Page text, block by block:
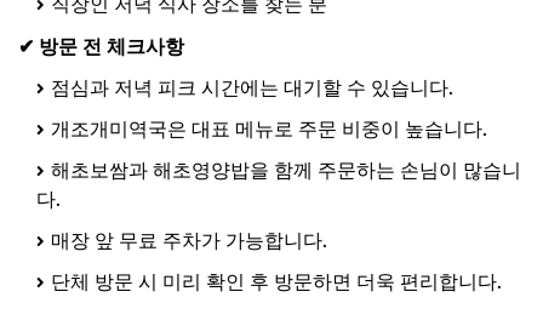
✔ 방문 전 체크사항
점심과 저녁 피크 시간에는 대기할 수 있습니다.
개조개미역국은 대표 메뉴로 주문 비중이 높습니다.
해초보쌈과 해초영양밥을 함께 주문하는 손님이 많습니
다.
매장 앞 무료 주차가 가능합니다.
단체 방문 시 미리 확인 후 방문하면 더욱 편리합니다.